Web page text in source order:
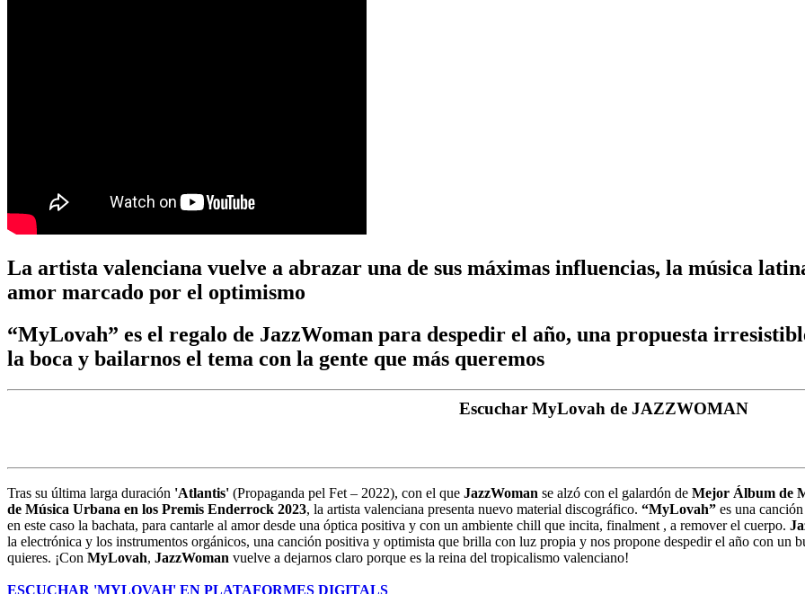
La artista valenciana vuelve a abrazar una de sus máximas influencias, la música
amor marcado por el optimismo
“MyLovah” es el regalo de JazzWoman para despedir el año, una propuesta
la boca y bailarnos el tema con la gente que más queremos
Escuchar MyLovah de JAZZWOMAN
Tras su última larga duración 'Atlantis' (Propaganda pel Fet – 2022), con el que JazzWoman se alzó con el galardón de Mejor Álbum de
de Música Urbana en los Premis Enderrock 2023, la artista valenciana presenta nuevo material discográfico. “MyLovah” es una
en este caso la bachata, para cantarle al amor desde una óptica positiva y con un ambiente chill que incita, finalment , a remover el cuerpo.
la electrónica y los instrumentos orgánicos, una canción positiva y optimista que brilla con luz propia y nos propone despedir el año con un
quieres. ¡Con MyLovah, JazzWoman vuelve a dejarnos claro porque es la reina del tropicalismo valenciano!
ESCUCHAR 'MYLOVAH' EN PLATAFORMES DIGITALS